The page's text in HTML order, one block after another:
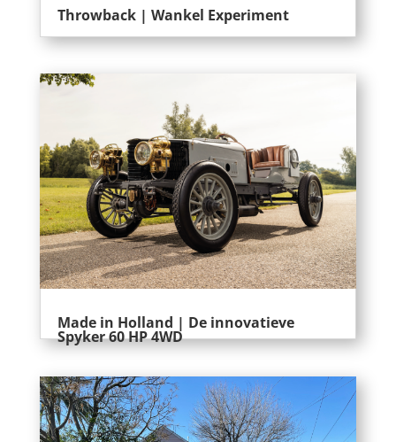
Throwback | Wankel Experiment
Made in Holland | De innovatieve
Spyker 60 HP 4WD